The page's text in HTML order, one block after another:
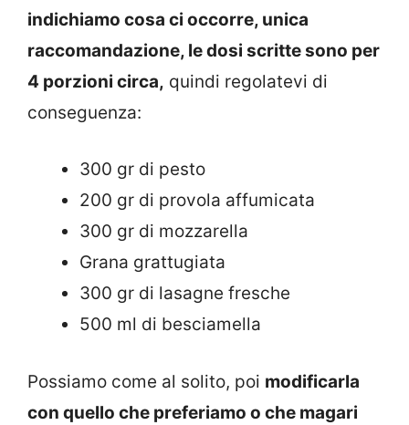
indichiamo cosa ci occorre, unica
raccomandazione, le dosi scritte sono per
4 porzioni circa, quindi regolatevi di
conseguenza:
300 gr di pesto
200 gr di provola affumicata
300 gr di mozzarella
Grana grattugiata
300 gr di lasagne fresche
500 ml di besciamella
Possiamo come al solito, poi modificarla
con quello che preferiamo o che magari